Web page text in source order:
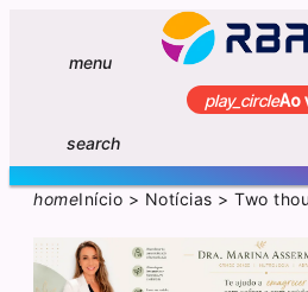
menu
play_circleAo
search
homeInício > Notícias >Two